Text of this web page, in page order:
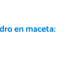
en maceta: